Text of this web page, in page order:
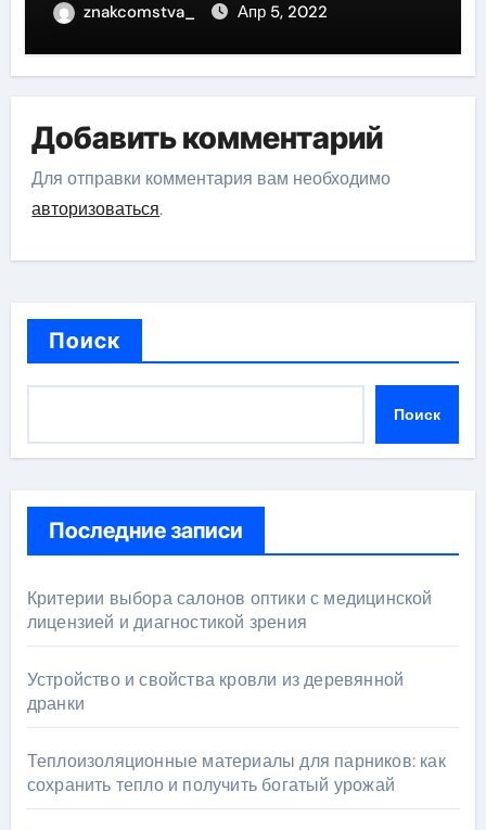
znakcomstva_ Апр 5, 2022
Добавить комментарий
Для отправки комментария вам необходимо
авторизоваться.
Поиск
Поиск
Последние записи
Критерии выбора салонов оптики с медицинской
лицензией и диагностикой зрения
Устройство и свойства кровли из деревянной
дранки
Теплоизоляционные материалы для парников: как
сохранить тепло и получить богатый урожай